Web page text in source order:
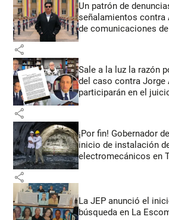
Un patrón de
señalamientos contra
de comunicaciones
share
Sale a la luz la razón
del caso contra Jorge
participarán en el
share
¡Por fin! Gobernador
inicio de instalación
electromecánicos en
share
La JEP anunció el
búsqueda en La